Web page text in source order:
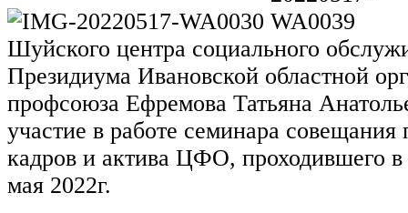
Шуйского центра социального
Президиума Ивановской областной
профсоюза Ефремова Татьяна
участие в работе семинара
кадров и актива ЦФО, проходившего
мая 2022г.